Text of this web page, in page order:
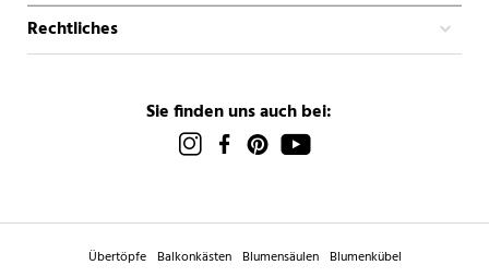
Rechtliches
Sie finden uns auch bei:
Übertöpfe Balkonkästen Blumensäulen Blumenkübel